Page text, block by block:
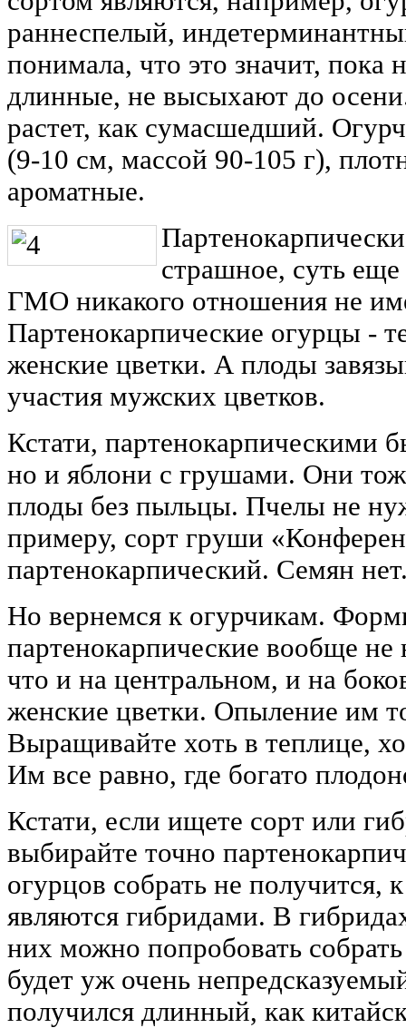
раннеспелый,
понимала, что это значит, пока
длинные, не высыхают до
растет, как сумасшедший.
(9-10 см, массой 90-105 г),
ароматные.
страшное, суть
ГМО никакого отношения не
Партенокарпические огурцы -
женские цветки. А плоды
участия мужских цветков.
Кстати, партенокарпическими
но и яблони с грушами. Они
плоды без пыльцы. Пчелы не
примеру, сорт груши
партенокарпический. Семян
Но вернемся к огурчикам.
партенокарпические вообще
что и на центральном, и на
женские цветки. Опыление им
Выращивайте хоть в теплице,
Им все равно, где богато
Кстати, если ищете сорт или
выбирайте точно
огурцов собрать не получится,
являются гибридами. В
них можно попробовать собрать
будет уж очень
получился длинный, как